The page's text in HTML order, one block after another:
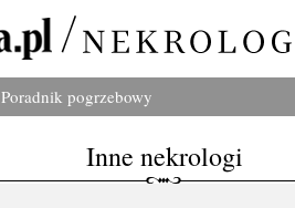
Poradnik pogrzebowy
Inne nekrologi